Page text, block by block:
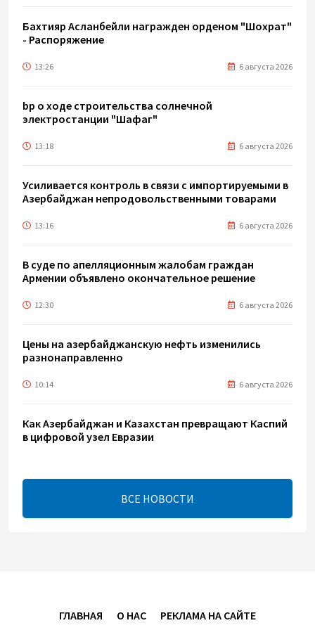
Бахтияр Асланбейли награжден орденом "Шохрат"
- Распоряжение
13:26 6 августа 2026
bp о ходе строительства солнечной
электростанции "Шафаг"
13:18 6 августа 2026
Усиливается контроль в связи с импортируемыми в
Азербайджан непродовольственными товарами
13:16 6 августа 2026
В суде по апелляционным жалобам граждан
Армении объявлено окончательное решение
12:30 6 августа 2026
Цены на азербайджанскую нефть изменились
разнонаправленно
10:14 6 августа 2026
Как Азербайджан и Казахстан превращают Каспий
в цифровой узел Евразии
По итогам июля годовая инфляция в Казахстане
снизилась до 10,2%
ВСЕ НОВОСТИ
ГЛАВНАЯ О НАС РЕКЛАМА НА САЙТЕ